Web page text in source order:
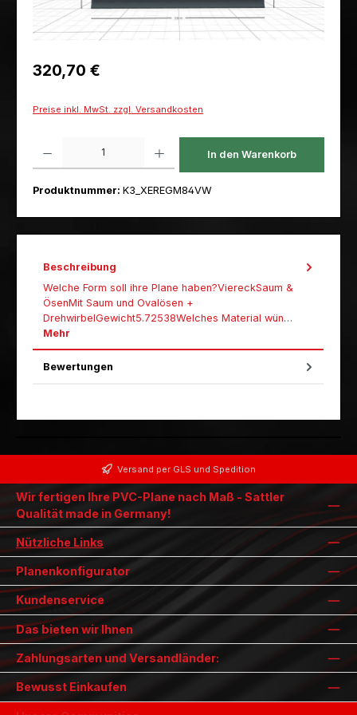
Regulärer Preis:
320,70 €
Preise inkl. MwSt. zzgl. Versandkosten
In den Warenkorb
Produktnummer: K3_XEREGM84VW
Beschreibung
Welche Form soll ihre Plane haben?ViereckSaum &
ÖsenMit Saum und Ovalösen +
DrehwirbelGewicht5.72538Welches Material wün…
Mehr
Bewertungen
Versand per GLS und Spedition
Wir fertigen Ihre PVC-Plane nach Maß - Sattler
Qualität made in Germany!
Nützliche Links
Planenkonfigurator
Kundenservice
Das bieten wir Ihnen
Zahlungsarten und Versandländer:
Bewusst Einkaufen